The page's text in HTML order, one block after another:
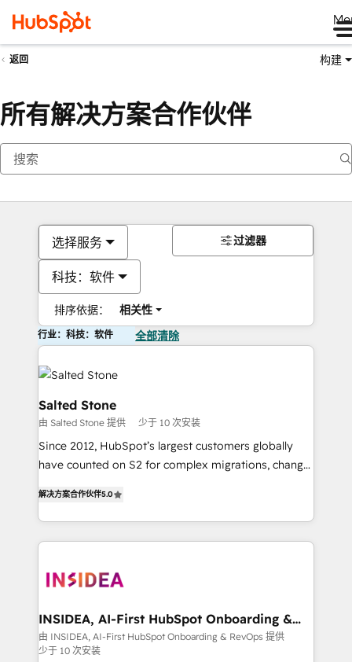
返回 构建
所有解决方案合作伙伴
选择服务
科技：软件
排序依据： 相关性
过滤器
行业：科技：软件 全部清除
Salted Stone
由 Salted Stone 提供 少于 10 次安装
Since 2012, HubSpot’s largest customers globally
have counted on S2 for complex migrations, change
solutions that deliver measurable impact and
transform brand experiences As one of the few full-
service creative agencies in the HubSpot
winning design to build scalable, globally
marketing campaigns, & RevOps frameworks that
fuel long-term success We connect the entire
customer lifecycle through seamless integrations,
解决方案合作伙伴5.0
INSIDEA, AI-First HubSpot Onboarding &
RevOps
由 INSIDEA, AI-First HubSpot Onboarding & RevOps 提供
少于 10 次安装